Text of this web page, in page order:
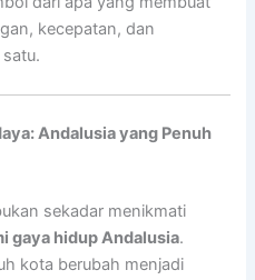
kecepatan, dan
Andalusia yang Penuh
sekadar menikmati
gaya hidup Andalusia.
kota berubah menjadi